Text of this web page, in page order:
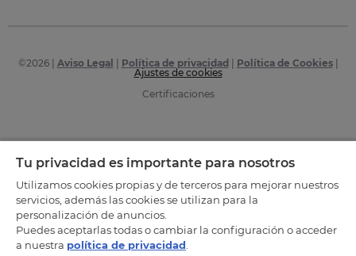
©2026| Aviso Legal Política de privacidad Política de Cookies|
Ajustes de cookies
Certificaciones
Tu privacidad es importante para nosotros
Utilizamos cookies propias y de terceros para mejorar nuestros
servicios, además las cookies se utilizan para la
personalización de anuncios.
Puedes aceptarlas todas o cambiar la configuración o acceder
a nuestra política de privacidad